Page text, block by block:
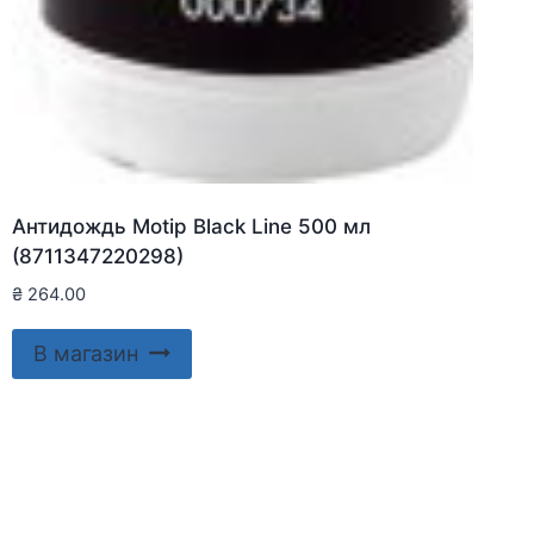
Антидождь Motip Black Line 500 мл
(8711347220298)
₴264.00
В магазин